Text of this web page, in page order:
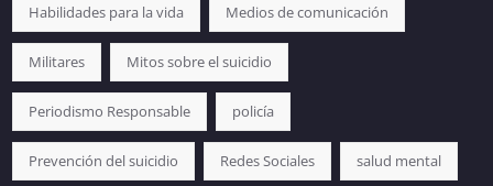
Habilidades para la vida Medios de comunicación
Militares Mitos sobre el suicidio
Periodismo Responsable policía
Prevención del suicidio Redes Sociales salud mental